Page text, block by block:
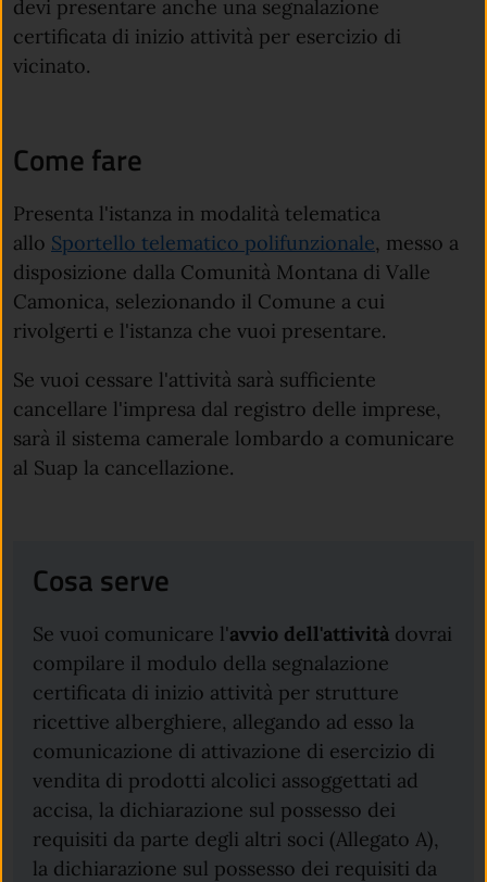
devi presentare anche una segnalazione
certificata di inizio attività per esercizio di
vicinato.
Come fare
Presenta l'istanza in modalità telematica
allo Sportello telematico polifunzionale, messo a
disposizione dalla Comunità Montana di Valle
Camonica, selezionando il Comune a cui
rivolgerti e l'istanza che vuoi presentare.
Se vuoi cessare l'attività sarà sufficiente
cancellare l'impresa dal registro delle imprese,
sarà il sistema camerale lombardo a comunicare
al Suap la cancellazione.
Cosa serve
Se vuoi comunicare l'avvio dell'attività dovrai
compilare il modulo della segnalazione
certificata di inizio attività per strutture
ricettive alberghiere, allegando ad esso la
comunicazione di attivazione di esercizio di
vendita di prodotti alcolici assoggettati ad
accisa, la dichiarazione sul possesso dei
requisiti da parte degli altri soci (Allegato A),
la dichiarazione sul possesso dei requisiti da